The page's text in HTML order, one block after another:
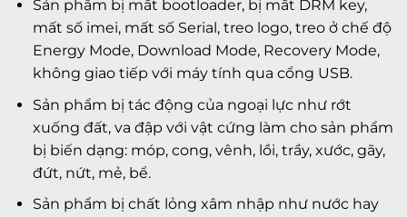
Sản phẩm bị mất bootloader, bị mất DRM key,
mất số imei, mất số Serial, treo logo, treo ở chế độ
Energy Mode, Download Mode, Recovery Mode,
không giao tiếp với máy tính qua cổng USB.
Sản phẩm bị tác động của ngoại lực như rớt
xuống đất, va đập với vật cứng làm cho sản phẩm
bị biến dạng: móp, cong, vênh, lồi, trầy, xước, gãy,
đứt, nứt, mẻ, bể.
Sản phẩm bị chất lỏng xâm nhập như nước hay